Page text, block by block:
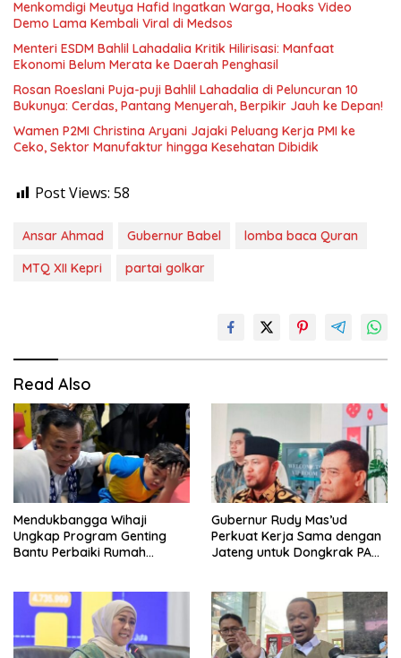
Menkomdigi Meutya Hafid Ingatkan Warga, Hoaks Video
Demo Lama Kembali Viral di Medsos
Menteri ESDM Bahlil Lahadalia Kritik Hilirisasi: Manfaat
Ekonomi Belum Merata ke Daerah Penghasil
Rosan Roeslani Puja-puji Bahlil Lahadalia di Peluncuran 10
Bukunya: Cerdas, Pantang Menyerah, Berpikir Jauh ke Depan!
Wamen P2MI Christina Aryani Jajaki Peluang Kerja PMI ke
Ceko, Sektor Manufaktur hingga Kesehatan Dibidik
Post Views: 58
Ansar Ahmad Gubernur Babel
lomba baca Quran
MTQ XII Kepri
partai golkar
Read Also
Mendukbangga Wihaji
Ungkap Program Genting
Bantu Perbaiki Rumah
Gubernur Rudy Mas’ud
Perkuat Kerja Sama dengan
Jateng untuk Dongkrak PAD